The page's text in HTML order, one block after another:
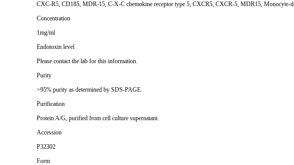
CXC-R5, CD185, MDR-15, C-X-C chemokine receptor type 5, CXCR5, CXCR-5, MDR15, Monocyte-
Concentration
1mg/ml
Endotoxin level
Please contact the lab for this information.
Purity
>95% purity as determined by SDS-PAGE.
Purification
Protein A/G, purified from cell culture supernatant.
Accession
P32302
Form